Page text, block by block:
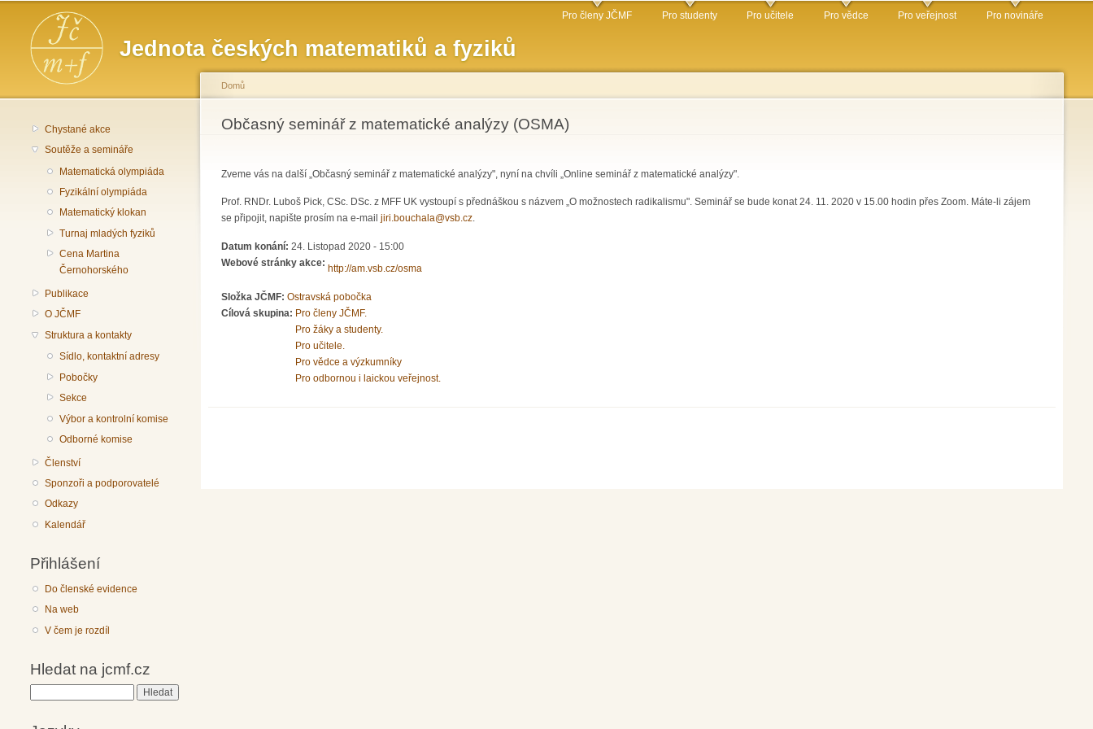
obsahu
Jednota českých matematiků a fyziků
Hlavní menu Pro členy JČMF Pro studenty Pro učitele Pro vědce Pro veřejnost Pro novináře
Chystané akce
Soutěže a semináře
Matematická olympiáda
Fyzikální olympiáda
Matematický klokan
Turnaj mladých fyziků
Cena Martina
Černohorského
Publikace
O JČMF
Struktura a kontakty
Sídlo, kontaktní adresy
Pobočky
Sekce
Výbor a kontrolní komise
Odborné komise
Členství
Sponzoři a podporovatelé
Odkazy
Kalendář
Přihlášení
Do členské evidence
Na web
V čem je rozdíl
Hledat na jcmf.cz
Jste zde
Domů
Občasný seminář z matematické analýzy (OSMA)
Zveme vás na další „Občasný seminář z matematické analýzy", nyní na chvíli „Online seminář z matematické analýzy".
Prof. RNDr. Luboš Pick, CSc. DSc. z MFF UK vystoupí s přednáškou s názvem „O možnostech radikalismu". Seminář se bude konat 24. 11. 2020 v 15.00 hodin přes Zoom. Máte-li zájem
se připojit, napište prosím na e-mail jiri.bouchala@vsb.cz.
Datum konání: 24. Listopad 2020 - 15:00
Webové stránky akce:
http://am.vsb.cz/osma
Složka JČMF: Ostravská pobočka
Cílová skupina: Pro členy JČMF.
Pro žáky a studenty.
Pro učitele.
Pro vědce a výzkumníky
Pro odbornou i laickou veřejnost.